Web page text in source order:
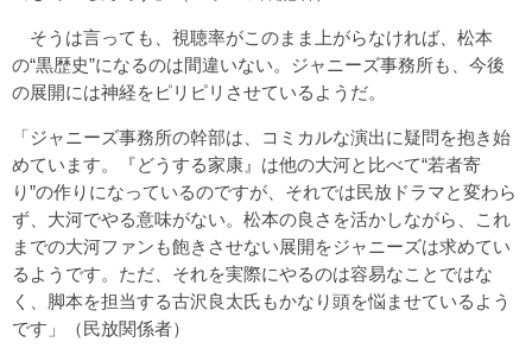
そうは言っても、視聴率がこのまま上がらなければ、松本
の“黒歴史”になるのは間違いない。ジャニーズ事務所も、今後
の展開には神経をピリピリさせているようだ。
「ジャニーズ事務所の幹部は、コミカルな演出に疑問を抱き始
めています。『どうする家康』は他の大河と比べて“若者寄
り”の作りになっているのですが、それでは民放ドラマと変わら
ず、大河でやる意味がない。松本の良さを活かしながら、これ
までの大河ファンも飽きさせない展開をジャニーズは求めてい
るようです。ただ、それを実際にやるのは容易なことではな
く、脚本を担当する古沢良太氏もかなり頭を悩ませているよう
です」（民放関係者）